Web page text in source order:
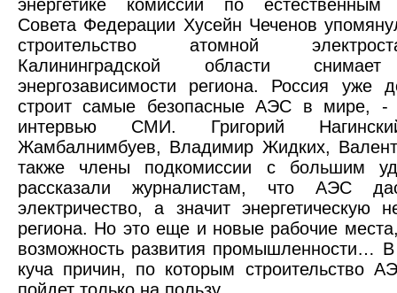
энергетике комиссии по естественным
Совета Федерации Хусейн Чеченов
строительство атомной
Калининградской области
энергозависимости региона. Россия уже
строит самые безопасные АЭС в мире, -
интервью СМИ. Григорий
Жамбалнимбуев, Владимир Жидких,
также члены подкомиссии с большим
рассказали журналистам, что АЭС
электричество, а значит энергетическую
региона. Но это еще и новые рабочие
возможность развития промышленности…
куча причин, по которым строительство